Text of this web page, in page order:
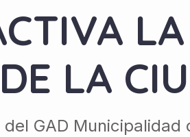
LA
GAD